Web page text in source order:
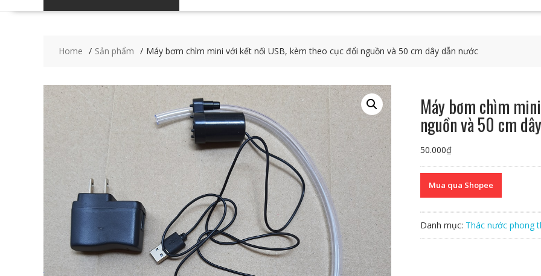
Home Sản phẩm Máy bơm chìm mini với kết nối USB, kèm theo cục đổi nguồn và 50 cm dây dẫn nước
Máy bơm chìm
nguồn và 50 cm
50.000₫
Mua qua Shopee
Danh mục: Thác nước phong